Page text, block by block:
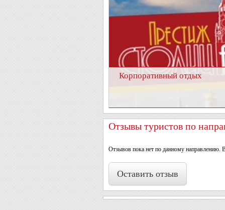
Корпоративный отдых
Отзывы туристов по
Отзывов пока нет по данному направлению.
Оставить отзыв